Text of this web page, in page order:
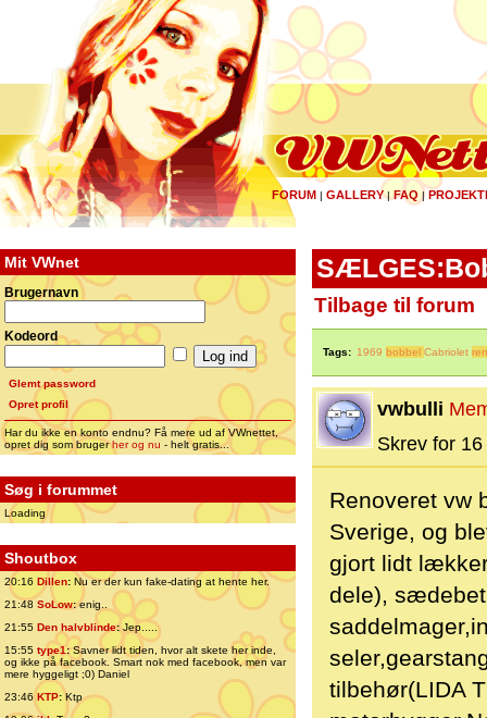
FORUM | GALLERY|FAQ |
Mit VWnet
Brugernavn
Kodeord
Glemt password
Opret profil
Har du ikke en konto endnu? Få mere ud af VWnettet,
opret dig som brugerher og nu - helt gratis...
Søg i forummet
Loading
Shoutbox
20:16 Dillen: Nu er der kun fake-dating at hente her.
21:48 SoLow:enig..
21:55 Den halvblinde:Jep.....
15:55 type1:Savner lidt tiden, hvor alt skete her inde,
og ikke på facebook. Smart nok med facebook, men var
mere hyggeligt ;0) Daniel
23:46 KTP:Ktp
Tilbage til forum
Tags: 1969 bobbel Cabriolet
vwbulli
Skrev for
Renoveret vw
Sverige, og
gjort lidt
dele),
tilbehør(LIDA